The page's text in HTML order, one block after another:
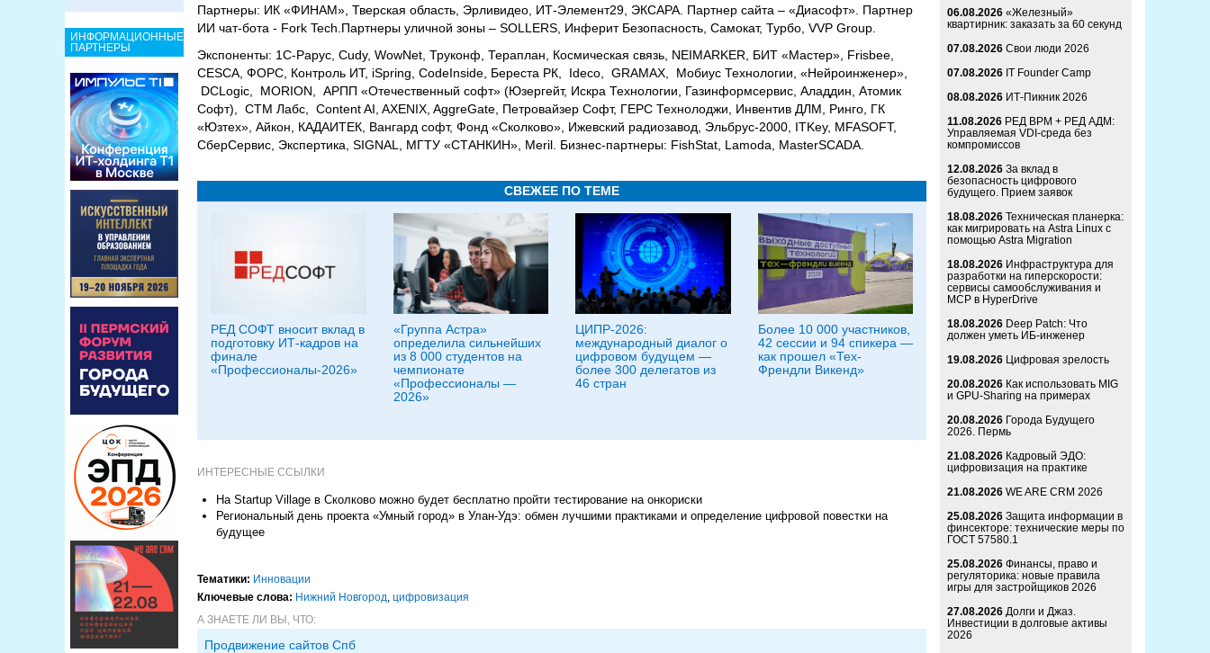
ИНФОРМАЦИОННЫЕ
ПАРТНЕРЫ
Партнеры: ИК «ФИНАМ», Тверская область, Эрливидео, ИТ-Элемент29, ЭКСАРА. Партнер сайта – «Диасофт». Партнер
ИИ чат-бота - Fork Tech.Партнеры уличной зоны – SOLLERS, Инферит Безопасность, Самокат, Турбо, VVP Group.
Экспоненты: 1С-Рарус, Cudy, WowNet, Труконф, Тераплан, Космическая связь, NEIMARKER, БИТ «Мастер», Frisbee,
CESCA, ФОРС, Контроль ИТ, iSpring, CodeInside, Береста РК, Ideco, GRAMAX, Мобиус Технологии, «Нейроинженер»,
DCLogic, MORION, АРПП «Отечественный софт» (Юзергейт, Искра Технологии, Газинформсервис, Аладдин, Атомик
Софт), СТМ Лабс, Content AI, AXENIX, AggreGate, Петровайзер Софт, ГЕРС Технолоджи, Инвентив ДЛМ, Ринго, ГК
«Юзтех», Айкон, КАДАИТЕК, Вангард софт, Фонд «Сколково», Ижевский радиозавод, Эльбрус-2000, ITKey, MFASOFT,
СберСервис, Экспертика, SIGNAL, МГТУ «СТАНКИН», Meril. Бизнес-партнеры: FishStat, Lamoda, MasterSCADA.
СВЕЖЕЕ ПО ТЕМЕ
РЕД СОФТ вносит вклад в
подготовку ИТ‑кадров на
финале
«Профессионалы-2026»
«Группа Астра»
определила сильнейших
из 8 000 студентов на
чемпионате
«Профессионалы —
2026»
ЦИПР-2026:
международный диалог о
цифровом будущем —
более 300 делегатов из
46 стран
Более 10 000 участников,
42 сессии и 94 спикера —
как прошел «Тех-
Френдли Викенд»
ИНТЕРЕСНЫЕ ССЫЛКИ
На Startup Village в Сколково можно будет бесплатно пройти тестирование на онкориски
Региональный день проекта «Умный город» в Улан-Удэ: обмен лучшими практиками и определение цифровой повестки на
будущее
Тематики: Инновации
Ключевые слова: Нижний Новгород, цифровизация
А ЗНАЕТЕ ЛИ ВЫ, ЧТО:
Продвижение сайтов Спб
06.08.2026 «Железный»
квартирник: заказать за 60 секунд
07.08.2026 Свои люди 2026
07.08.2026 IT Founder Camp
08.08.2026 ИТ-Пикник 2026
11.08.2026 РЕД ВРМ + РЕД АДМ:
Управляемая VDI-среда без
компромиссов
12.08.2026 За вклад в
безопасность цифрового
будущего. Прием заявок
18.08.2026 Техническая планерка:
как мигрировать на Astra Linux с
помощью Astra Migration
18.08.2026 Инфраструктура для
разработки на гиперскорости:
сервисы самообслуживания и
MCP в HyperDrive
18.08.2026 Deep Patch: Что
должен уметь ИБ-инженер
19.08.2026 Цифровая зрелость
20.08.2026 Как использовать MIG
и GPU-Sharing на примерах
20.08.2026 Города Будущего
2026. Пермь
21.08.2026 Кадровый ЭДО:
цифровизация на практике
21.08.2026 WE ARE CRM 2026
25.08.2026 Защита информации в
финсекторе: технические меры по
ГОСТ 57580.1
25.08.2026 Финансы, право и
регуляторика: новые правила
игры для застройщиков 2026
27.08.2026 Долги и Джаз.
Инвестиции в долговые активы
2026